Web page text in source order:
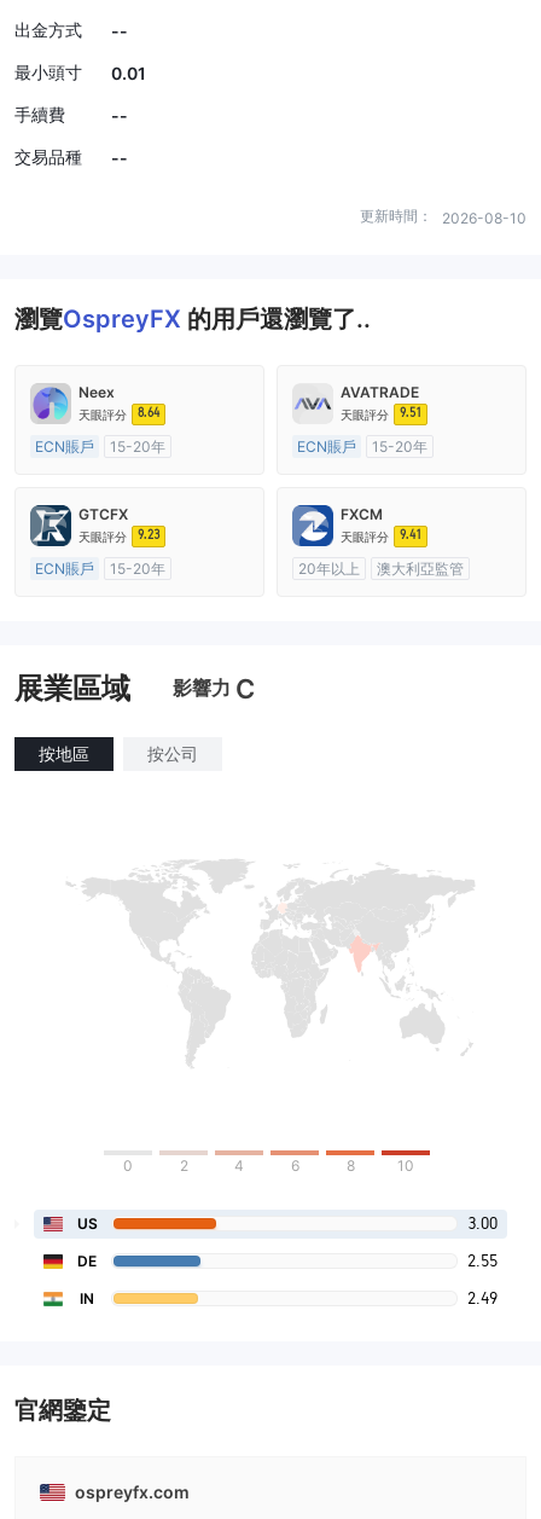
出金方式
--
最小頭寸
0.01
手續費
--
交易品種
--
更新時間： 2026-08-10
瀏覽OspreyFX 的用戶還瀏覽了..
Neex
天眼評分 8.64
ECN賬戶
15-20年
主標MT4
AVATRADE
天眼評分 9.51
ECN賬戶
15-20年
主標MT4
GTCFX
天眼評分 9.23
ECN賬戶
15-20年
FXCM
天眼評分 9.41
20年以上
澳大利亞監管
展業區域 影響力 C
按地區 按公司
0 2 4 6 8 10
US 3.00
DE 2.55
IN 2.49
官網鑒定
ospreyfx.com